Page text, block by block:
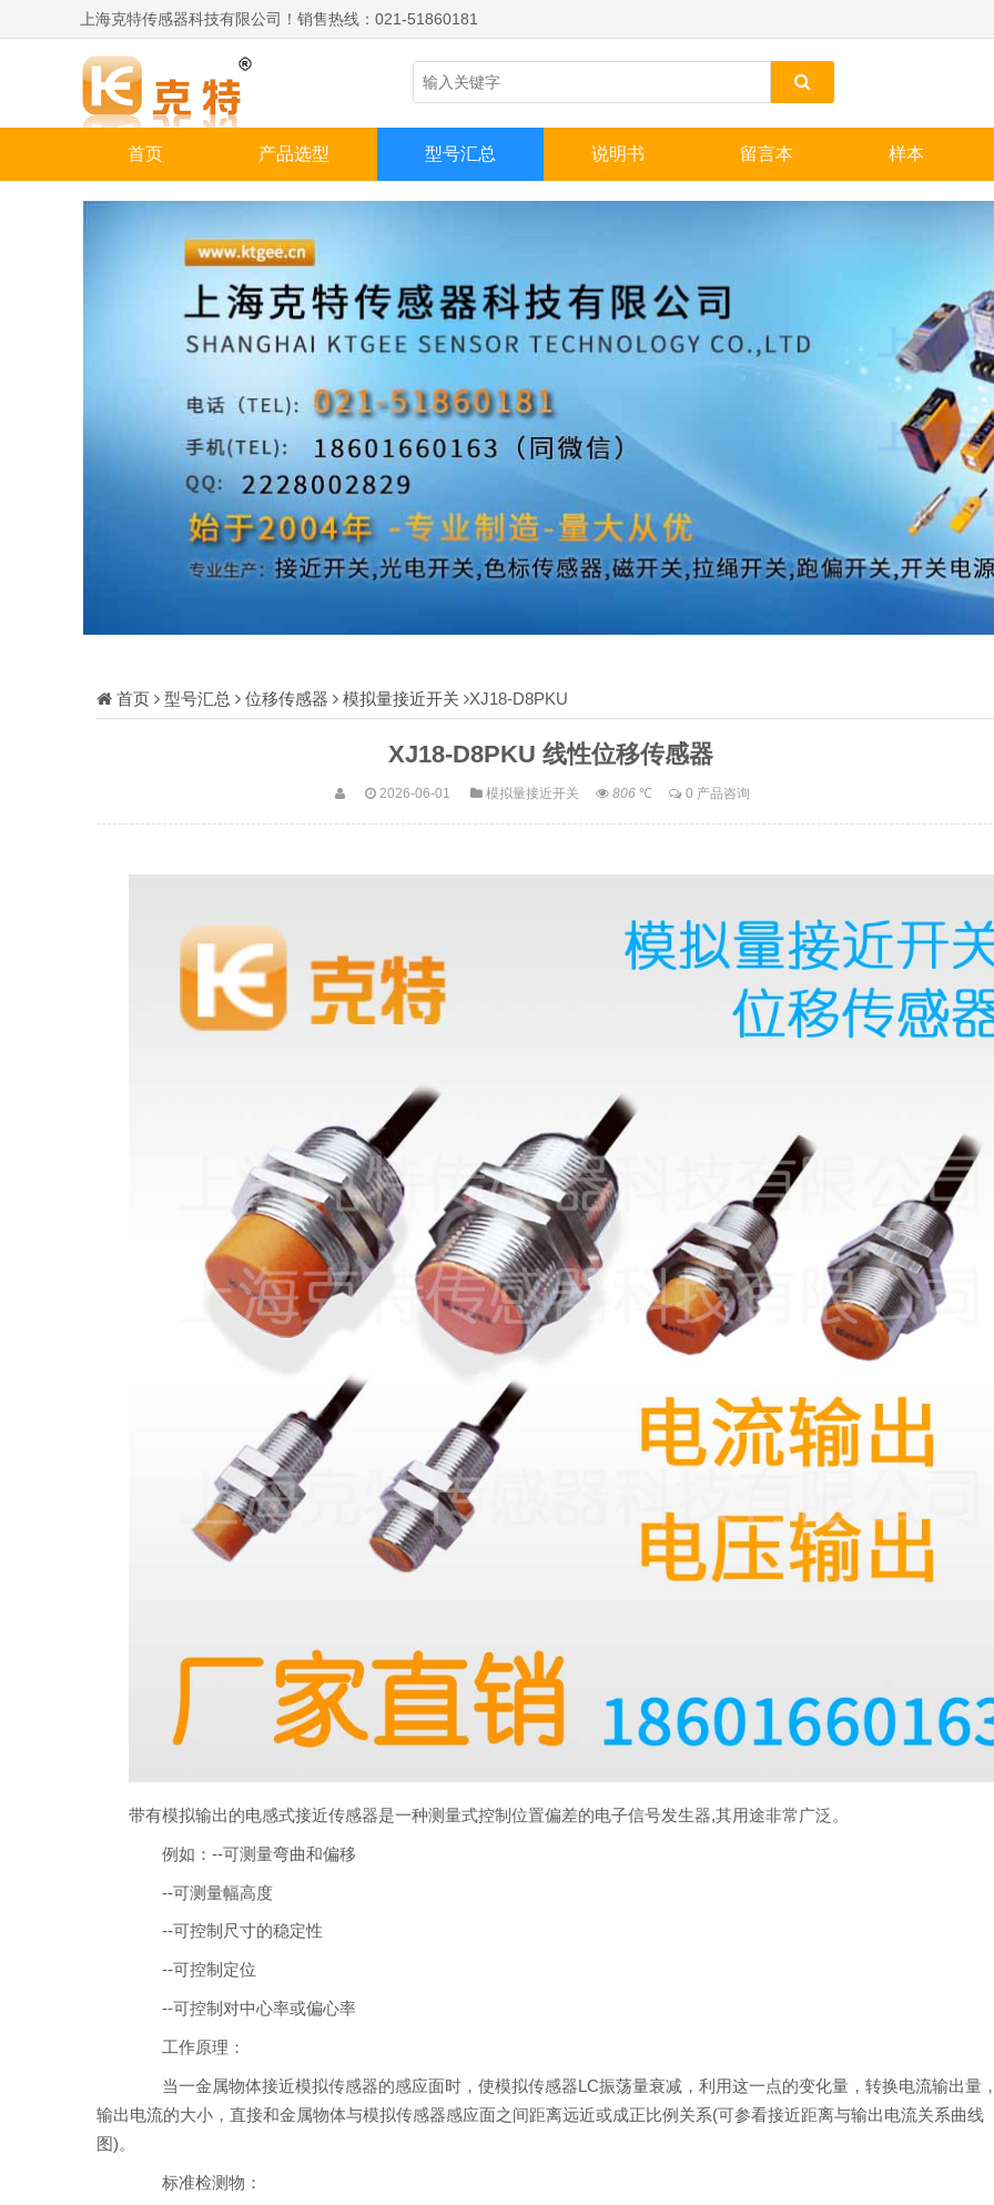
上海克特传感器科技有限公司！销售热线：021-51860181
首页 产品选型 型号汇总 说明书 留言本 样本
首页 型号汇总 位移传感器 模拟量接近开关 XJ18-D8PKU
XJ18-D8PKU 线性位移传感器
2026-06-01 模拟量接近开关 806℃ 0 产品咨询
带有模拟输出的电感式接近传感器是一种测量式控制位置偏差的电子信号发生器,其用途非常广泛。
例如：--可测量弯曲和偏移
--可测量幅高度
--可控制尺寸的稳定性
--可控制定位
--可控制对中心率或偏心率
工作原理：
当一金属物体接近模拟传感器的感应面时，使模拟传感器LC振荡量衰减，利用这一点的变化量，转换电流输出量
输出电流的大小，直接和金属物体与模拟传感器感应面之间距离远近或成正比例关系(可参看接近距离与输出电流关系曲线
图)。
标准检测物：